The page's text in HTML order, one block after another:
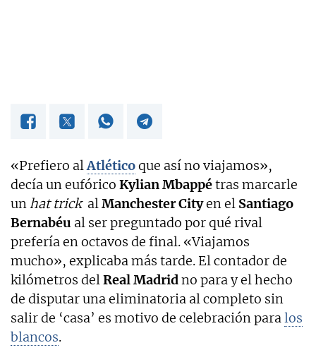
«Prefiero alAtléticoque así no viajamos»,
decía un eufórico Kylian Mbappétras marcarle
unhat trick alManchester Cityen el Santiago
Bernabéu al ser preguntado por qué rival
prefería en octavos de final. «Viajamos
mucho», explicaba más tarde. El contador de
kilómetros delReal Madridno para y el hecho
de disputar una eliminatoria al completo sin
salir de ‘casa’ es motivo de celebración paralos
blancos.